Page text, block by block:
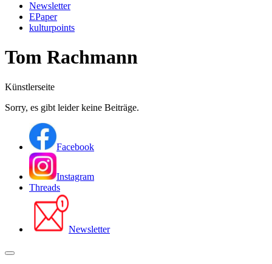
Newsletter
EPaper
kulturpoints
Tom Rachmann
Künstlerseite
Sorry, es gibt leider keine Beiträge.
Facebook
Instagram
Threads
Newsletter